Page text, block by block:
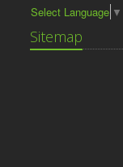
Select Language ▼
Sitemap